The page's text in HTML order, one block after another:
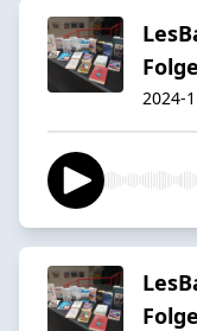
2024-